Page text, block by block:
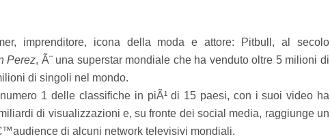
imprenditore, icona della moda e attore: Pitbull, al secolo
Perez, Ã¨ una superstar mondiale che ha venduto oltre 5 milioni di
di singoli nel mondo.
1 delle classifiche in piÃ¹ di 15 paesi, con i suoi video ha
di visualizzazioni e, su fronte dei social media, raggiunge un
di alcuni network televisivi mondiali.